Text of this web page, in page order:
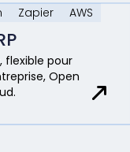
Zapier AWS
flexible pour
Open